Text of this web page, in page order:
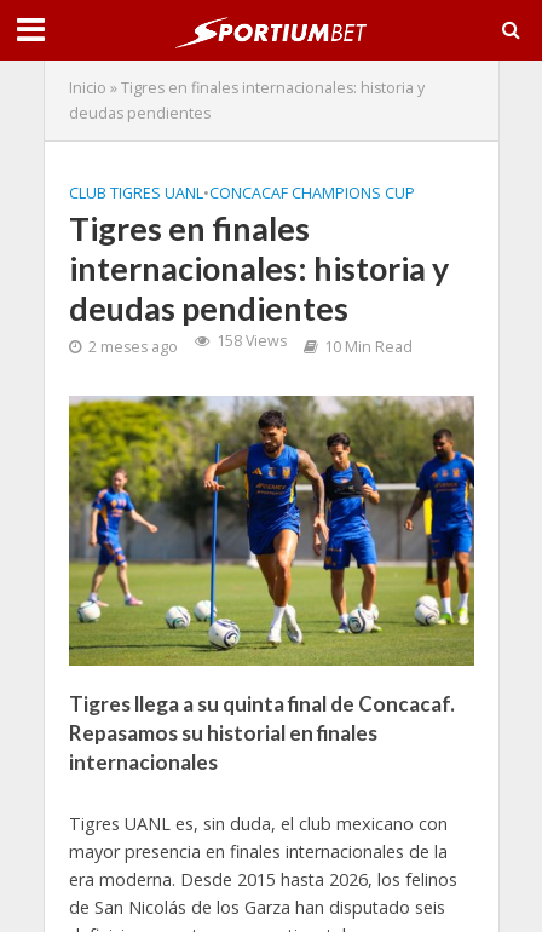
Inicio »Tigres en finales internacionales: historia y
deudas pendientes
CLUB TIGRES UANL•CONCACAF CHAMPIONS CUP
Tigres en finales
internacionales: historia y
deudas pendientes
2 meses ago 158 Views 10 Min Read
Tigres llega a su quinta final de Concacaf.
Repasamos su historial en finales
internacionales
Tigres UANL es, sin duda, el club mexicano con
mayor presencia en finales internacionales de la
era moderna. Desde 2015 hasta 2026, los felinos
de San Nicolás de los Garza han disputado seis